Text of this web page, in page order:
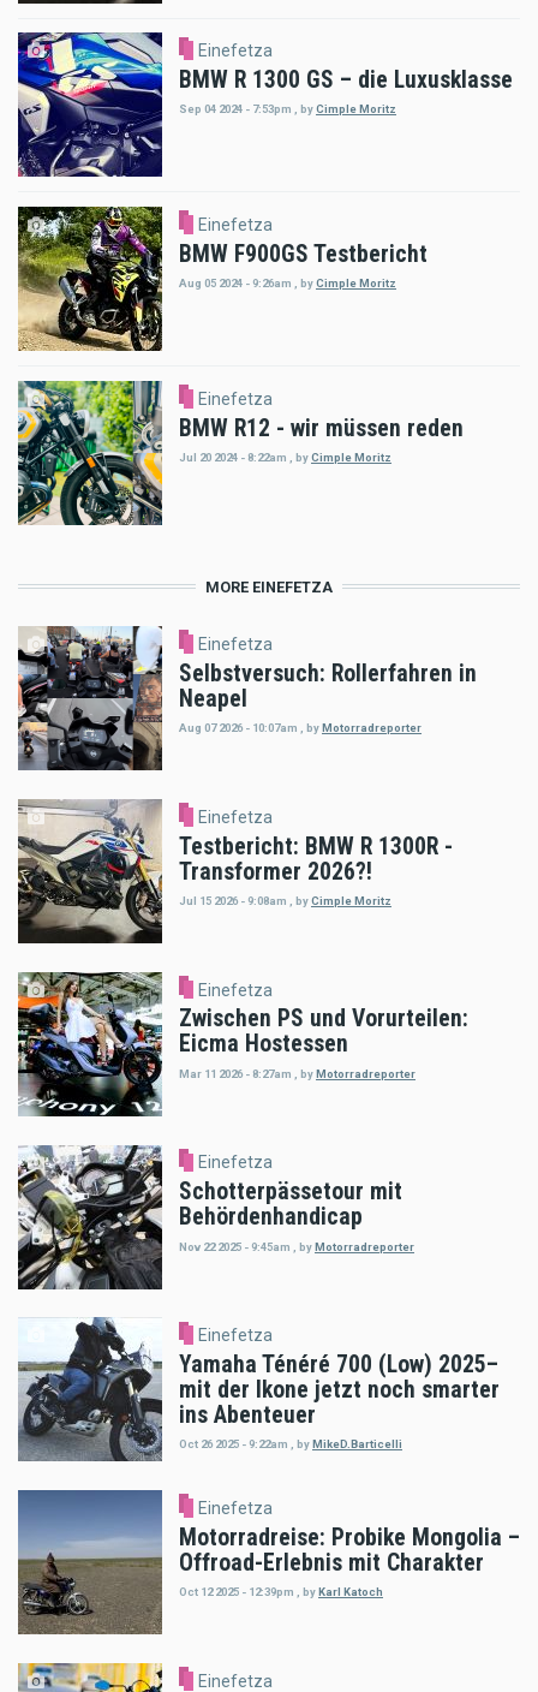
Einefetza
BMW R 1300 GS – die Luxusklasse
Sep 04 2024 - 7:53pm , byCimple Moritz
Einefetza
BMW F900GS Testbericht
Aug 05 2024 - 9:26am byCimple Moritz
Einefetza
BMW R12 - wir müssen reden
Jul 20 2024 - 8:22am byCimple Moritz
MORE EINEFETZA
Einefetza
Selbstversuch: Rollerfahren in
Neapel
Aug 07 2026 - 10:07am byMotorradreporter
Einefetza
Testbericht: BMW R 1300R -
Transformer 2026?!
Jul 15 2026 - 9:08am byCimple Moritz
Einefetza
Zwischen PS und Vorurteilen:
Eicma Hostessen
Mar 11 2026 - 8:27am byMotorradreporter
Einefetza
Schotterpässetour mit
Behördenhandicap
Nov 22 2025 - 9:45am byMotorradreporter
Einefetza
Yamaha Ténéré 700 (Low) 2025–
mit der Ikone jetzt noch smarter
ins Abenteuer
Oct 26 2025 - 9:22am , byMikeD.Barticelli
Einefetza
Motorradreise: Probike Mongolia –
Offroad-Erlebnis mit Charakter
Oct 12 2025 - 12:39pm byKarl Katoch
Einefetza